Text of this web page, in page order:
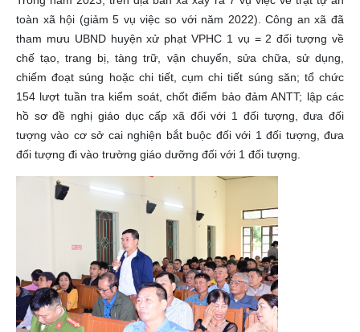
toàn xã hội (giảm 5 vụ việc so với năm 2022). Công an xã đã
tham mưu UBND huyện xử phạt VPHC 1 vụ = 2 đối tượng về
chế tạo, trang bị, tàng trữ, vận chuyển, sửa chữa, sử dụng,
chiếm đoạt súng hoặc chi tiết, cụm chi tiết súng săn; tổ chức
154 lượt tuần tra kiểm soát, chốt điểm bảo đảm ANTT; lập các
hồ sơ đề nghị giáo dục cấp xã đối với 1 đối tượng, đưa đối
tượng vào cơ sở cai nghiện bắt buộc đối với 1 đối tượng, đưa
đối tượng đi vào trường giáo dưỡng đối với 1 đối tượng.